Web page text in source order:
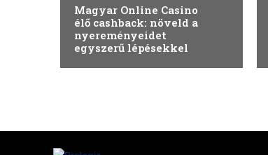
Magyar Online Casino
élő cashback: növeld a
nyereményeidet
egyszerű lépésekkel